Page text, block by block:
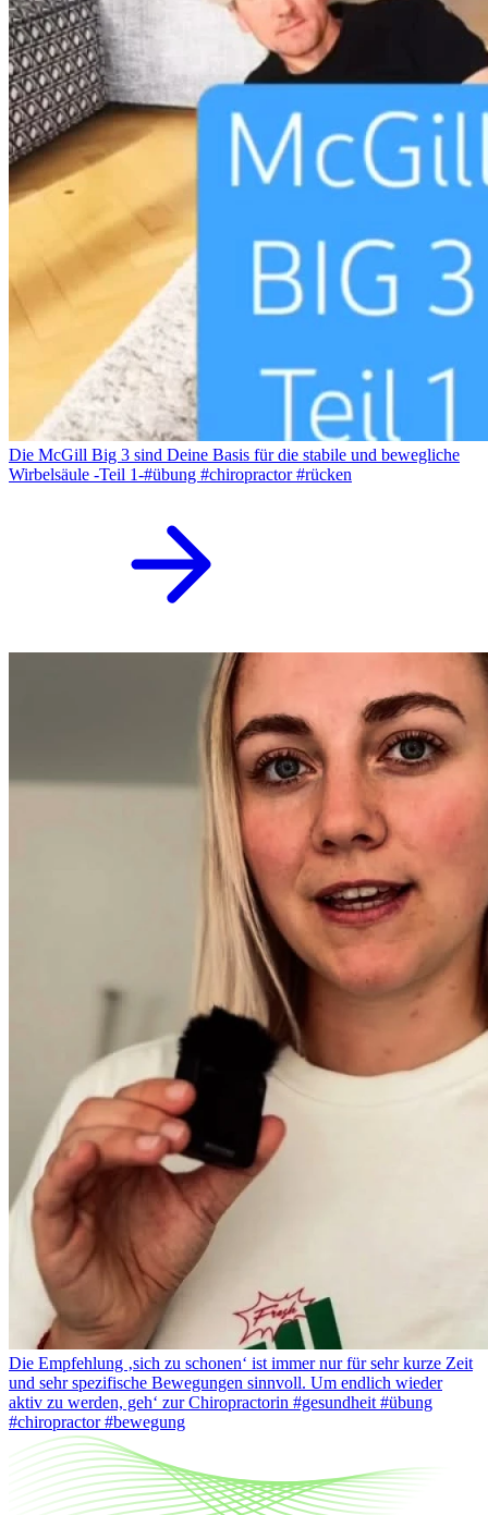
Die McGill Big 3 sind Deine Basis für die stabile und bewegliche
Wirbelsäule -Teil 1-#übung #chiropractor #rücken
Die Empfehlung ‚sich zu schonen‘ ist immer nur für sehr kurze Zeit
und sehr spezifische Bewegungen sinnvoll. Um endlich wieder
aktiv zu werden, geh‘ zur Chiropractorin #gesundheit #übung
#chiropractor #bewegung